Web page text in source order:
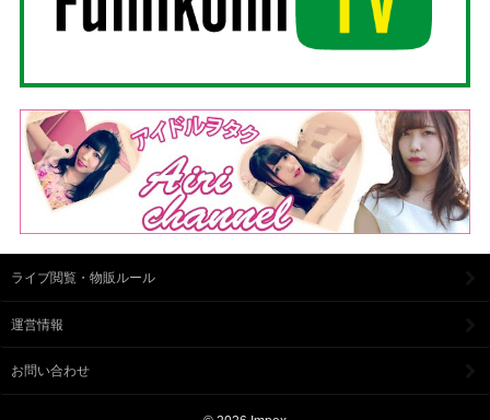
ライブ閲覧・物販ルール
運営情報
お問い合わせ